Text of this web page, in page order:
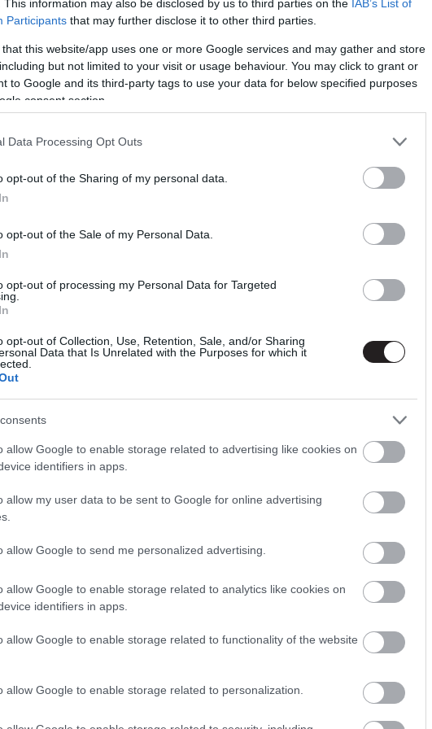
This information may also be disclosed by us to third parties on the IAB’s List of
Participants that may further disclose it to other third parties.
that this website/app uses one or more Google services and may gather and store
but not limited to your visit or usage behaviour. You may click to grant or
to Google and its third-party tags to use your data for below specified purposes
consent section.
Data Processing Opt Outs
opt-out of the Sharing of my personal data.
opt-out of the Sale of my Personal Data.
opt-out of processing my Personal Data for Targeted
opt-out of Collection, Use, Retention, Sale, and/or Sharing
Data that Is Unrelated with the Purposes for which it
allow Google to enable storage related to advertising like cookies on
identifiers in apps.
allow my user data to be sent to Google for online advertising
allow Google to send me personalized advertising.
allow Google to enable storage related to analytics like cookies on
identifiers in apps.
allow Google to enable storage related to functionality of the website
allow Google to enable storage related to personalization.
amely még mélyebben beásta volna magát a
szelete lett volna az ábrázolt párkapcsolat. A
később átmentettek a Rejtélyes manhattani
lett volna, amely egy olyan embert jelöl, aki képtelen
ránézünk, rendkívül egyszerűvé vált: Alvy Singerről
Annie Hall-lal (Diane Keaton) való kapcsolatát és
csúszhatott el a dolog, mi vezetett a szakításhoz.
nem kevésbé fontos érdeme van. Az egyik, hogy